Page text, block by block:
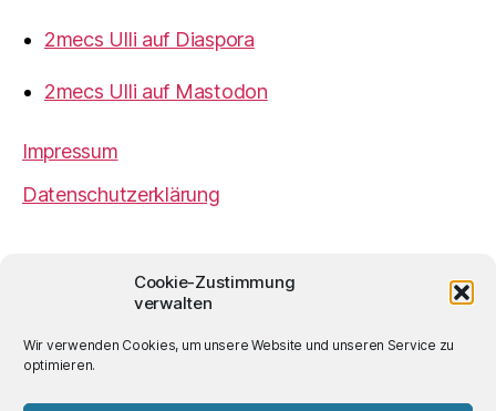
Cookie-Zustimmung
verwalten
Wir verwenden Cookies, um unsere Website und unseren Service zu
optimieren.
2mecs Ulli auf Diaspora
2mecs Ulli auf Mastodon
Impressum
Datenschutzerklärung
Ulrich Würdemannist sofern nicht
anders angegeben lizenziert unter einer
Creative
Lizenz.